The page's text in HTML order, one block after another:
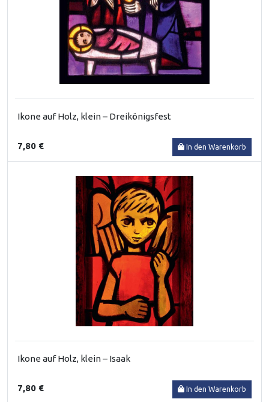
Ikone auf Holz, klein – Dreikönigsfest
7,80 € In den Warenkorb
Ikone auf Holz, klein – Isaak
7,80 € In den Warenkorb